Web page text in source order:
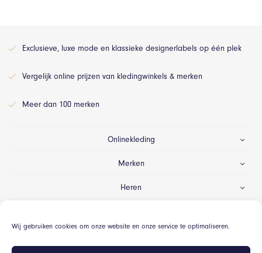
Wij gebruiken cookies om onze website en onze service te optimaliseren.
Exclusieve, luxe mode en klassieke designerlabels op één plek
Vergelijk online prijzen van kledingwinkels & merken
Meer dan 100 merken
Onlinekleding
Merken
Heren